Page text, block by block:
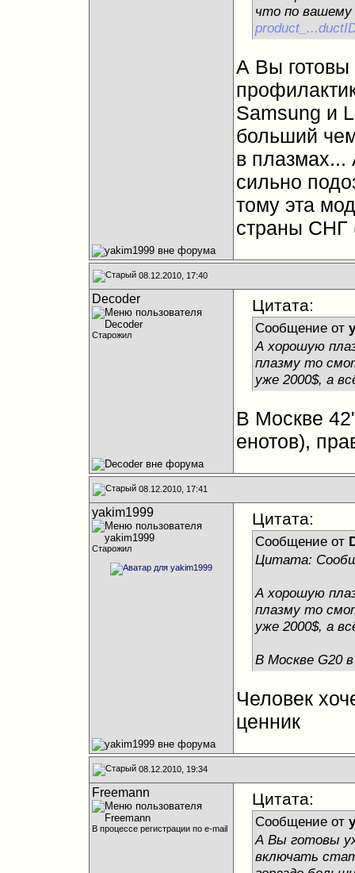
что по
А Вы готовы
Samsung и
больший
в плазмах...
сильно
тому эта
страны СНГ
08.12.2010, 17:40
Decoder
Старожил
Цитата:
Сообщение от
А хорошую
плазму то
уже 2000$, а
В Москве
енотов),
08.12.2010, 17:41
yakim1999
Старожил
Цитата:
Сообщение от
Цитата:
А хорошую
плазму то
уже 2000$, а
В Москве G20
Человек
ценник
08.12.2010, 19:34
Freemann
В процессе регистрации по e-mail
Цитата:
Сообщение от
А Вы готовы
включать